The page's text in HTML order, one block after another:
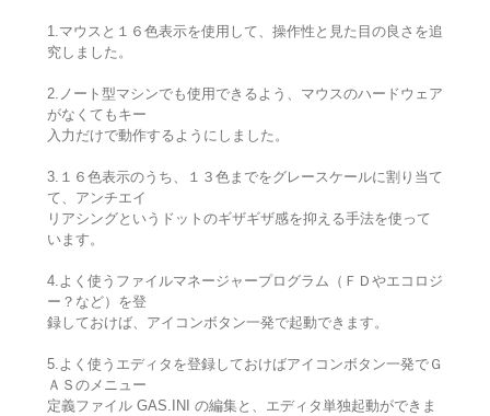
1.マウスと１６色表示を使用して、操作性と見た目の良さを追
究しました。
2.ノート型マシンでも使用できるよう、マウスのハードウェア
がなくてもキー
入力だけで動作するようにしました。
3.１６色表示のうち、１３色までをグレースケールに割り当て
て、アンチエイ
リアシングというドットのギザギザ感を抑える手法を使って
います。
4.よく使うファイルマネージャープログラム（ＦＤやエコロジ
ー？など）を登
録しておけば、アイコンボタン一発で起動できます。
5.よく使うエディタを登録しておけばアイコンボタン一発でＧ
ＡＳのメニュー
定義ファイル GAS.INI の編集と、エディタ単独起動ができま